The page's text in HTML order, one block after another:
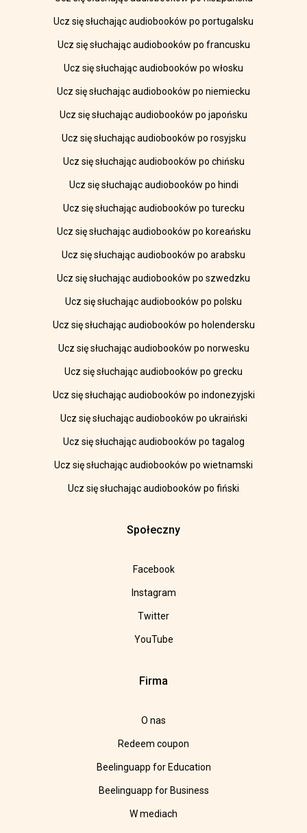
Ucz się słuchając audiobooków po portugalsku
Ucz się słuchając audiobooków po francusku
Ucz się słuchając audiobooków po włosku
Ucz się słuchając audiobooków po niemiecku
Ucz się słuchając audiobooków po japońsku
Ucz się słuchając audiobooków po rosyjsku
Ucz się słuchając audiobooków po chińsku
Ucz się słuchając audiobooków po hindi
Ucz się słuchając audiobooków po turecku
Ucz się słuchając audiobooków po koreańsku
Ucz się słuchając audiobooków po arabsku
Ucz się słuchając audiobooków po szwedzku
Ucz się słuchając audiobooków po polsku
Ucz się słuchając audiobooków po holendersku
Ucz się słuchając audiobooków po norwesku
Ucz się słuchając audiobooków po grecku
Ucz się słuchając audiobooków po indonezyjski
Ucz się słuchając audiobooków po ukraiński
Ucz się słuchając audiobooków po tagalog
Ucz się słuchając audiobooków po wietnamski
Ucz się słuchając audiobooków po fiński
Społeczny
Facebook
Instagram
Twitter
YouTube
Firma
O nas
Redeem coupon
Beelinguapp for Education
Beelinguapp for Business
W mediach